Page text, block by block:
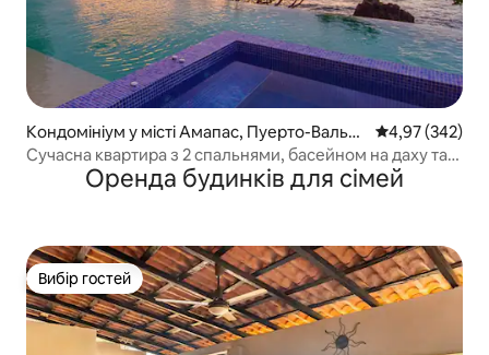
Кондомініум у місті Амапас, Пуерто-Вальяр
та
Середня
4,97 (342)
Сучасна квартира з 2 спальнями, басейном на даху та
видом на океан
Оренда будинків для сімей
Вибір гостей
Вибір гостей